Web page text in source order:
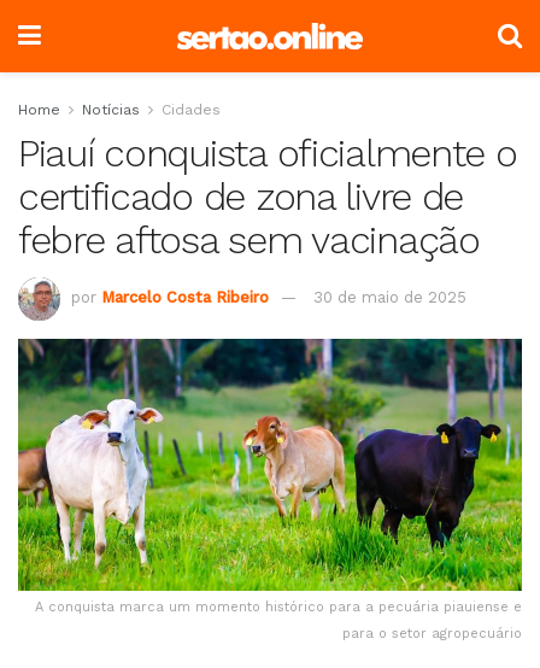
Home Notícias Cidades
Piauí conquista oficialmente o
certificado de zona livre de
febre aftosa sem vacinação
por Marcelo Costa Ribeiro 30 de maio de 2025
A conquista marca um momento histórico para a pecuária piauiense e
para o setor agropecuário